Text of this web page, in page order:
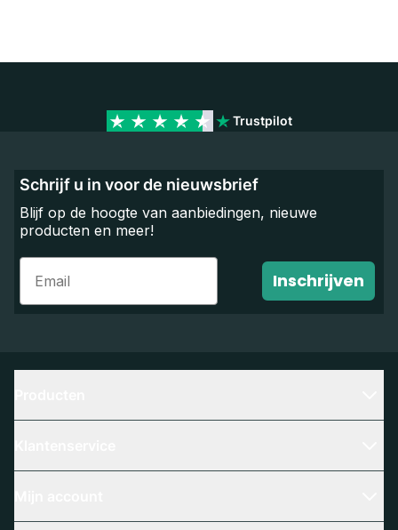
Trustpilot
Schrijf u in voor de nieuwsbrief
Blijf op de hoogte van aanbiedingen, nieuwe
producten en meer!
Email
Inschrijven